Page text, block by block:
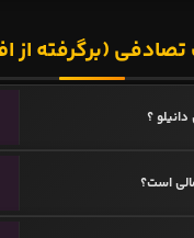
(برگرفته از
؟
است؟